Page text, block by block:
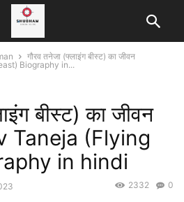
गौरव तनेजा (फ्लाइंग बीस्ट) का जीवन
Biography in...
बीस्ट) का जीवन
Taneja (Flying
in hindi
0
2332